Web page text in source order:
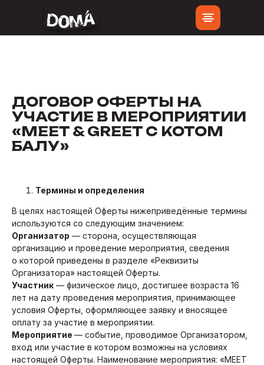
ДОГОВОР ОФЕРТЫ НА
УЧАСТИЕ В МЕРОПРИЯТИИ
«MEET & GREET С КОТОМ
БАЛУ»
Термины и определения
В целях настоящей Оферты нижеприведённые термины
используются со следующим значением:
Организатор — сторона, осуществляющая
организацию и проведение мероприятия, сведения
о которой приведены в разделе «Реквизиты
Организатора» настоящей Оферты.
Участник — физическое лицо, достигшее возраста 16
лет на дату проведения мероприятия, принимающее
условия Оферты, оформляющее заявку и вносящее
оплату за участие в мероприятии.
Мероприятие — событие, проводимое Организатором,
вход или участие в котором возможны на условиях
настоящей Оферты. Наименование мероприятия: «MEET